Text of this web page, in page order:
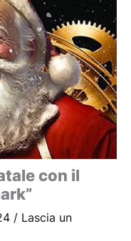
con il
/ Lascia un